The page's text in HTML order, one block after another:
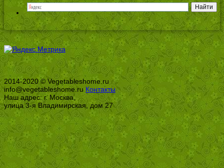
2014-2020 © Vegetableshome.ru
info@vegetableshome.ru Контакты
Наш адрес: г. Москва,
улица 3-я Владимирская, дом 27